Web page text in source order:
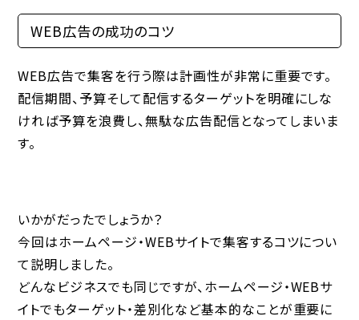
WEB広告の成功のコツ
WEB広告で集客を行う際は計画性が非常に重要です。
配信期間、予算そして配信するターゲットを明確にしな
ければ予算を浪費し、無駄な広告配信となってしまいま
す。
いかがだったでしょうか？
今回はホームページ・WEBサイトで集客するコツについ
て説明しました。
どんなビジネスでも同じですが、ホームページ・WEBサ
イトでもターゲット・差別化など基本的なことが重要に